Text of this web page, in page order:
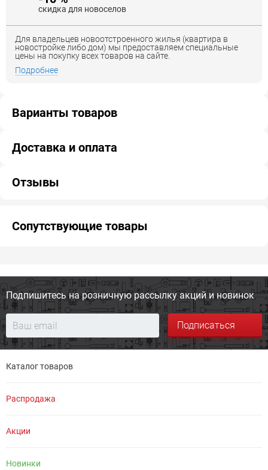
скидка для новоселов
Для владельцев новоотстроенного жилья (квартира в
новостройке либо дом) мы предоставляем специальные
цены на покупку всех товаров на сайте.
Подробнее
Варианты товаров
Доставка и оплата
Отзывы
Сопутствующие товары
Подпишитесь на розничную рассылку акций и новинок
Подписаться
Каталог товаров
Распродажа
Акции
Новинки